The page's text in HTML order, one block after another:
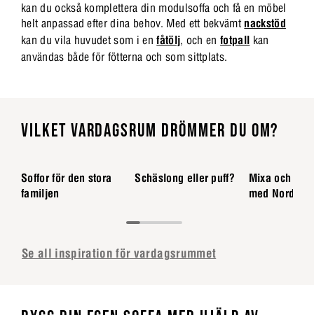
kan du också komplettera din modulsoffa och få en möbel
helt anpassad efter dina behov. Med ett bekvämt nackstöd
kan du vila huvudet som i enfåtölj, och enfotpall kan
användas både för fötterna och som sittplats.
VILKET VARDAGSRUM DRÖMMER DU OM?
Soffor för den stora
familjen
Schäslong eller puff?
Mixa och
med
Se all inspiration för vardagsrummet